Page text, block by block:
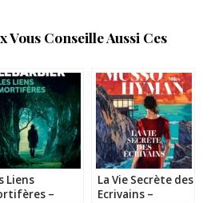
Conseille Aussi Ces
Liens
–
La Vie Secrète des
Ecrivains –